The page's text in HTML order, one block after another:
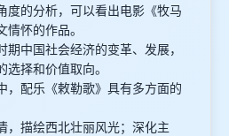
的分析，可以看出电影《牧马
怀的作品。
中国社会经济的变革、发展，
择和价值取向。
配乐《敕勒歌》具有多方面的
，描绘西北壮丽风光；深化主